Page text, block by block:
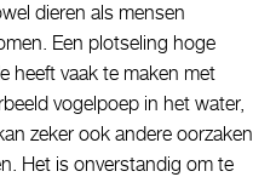
dieren als mensen
Een plotseling hoge
heeft vaak te maken met
vogelpoep in het water,
zeker ook andere oorzaken
Het is onverstandig om te